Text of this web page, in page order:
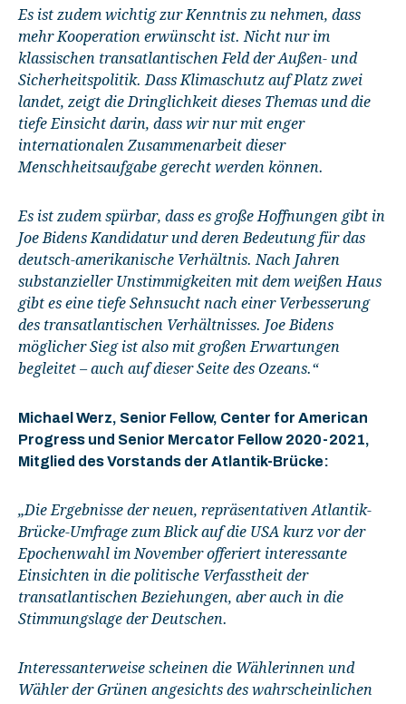
Es ist zudem wichtig zur Kenntnis zu nehmen, dass
mehr Kooperation erwünscht ist. Nicht nur im
klassischen transatlantischen Feld der Außen- und
Sicherheitspolitik. Dass Klimaschutz auf Platz zwei
landet, zeigt die Dringlichkeit dieses Themas und die
tiefe Einsicht darin, dass wir nur mit enger
internationalen Zusammenarbeit dieser
Menschheitsaufgabe gerecht werden können.
Es ist zudem spürbar, dass es große Hoffnungen gibt in
Joe Bidens Kandidatur und deren Bedeutung für das
deutsch-amerikanische Verhältnis. Nach Jahren
substanzieller Unstimmigkeiten mit dem weißen Haus
gibt es eine tiefe Sehnsucht nach einer Verbesserung
des transatlantischen Verhältnisses. Joe Bidens
möglicher Sieg ist also mit großen Erwartungen
begleitet – auch auf dieser Seite des Ozeans.“
Michael Werz, Senior Fellow, Center for American
Progress und Senior Mercator Fellow 2020-2021,
Mitglied des Vorstands der Atlantik-Brücke:
„Die Ergebnisse der neuen, repräsentativen Atlantik-
Brücke-Umfrage zum Blick auf die USA kurz vor der
Epochenwahl im November offeriert interessante
Einsichten in die politische Verfasstheit der
transatlantischen Beziehungen, aber auch in die
Stimmungslage der Deutschen.
Interessanterweise scheinen die Wählerinnen und
Wähler der Grünen angesichts des wahrscheinlichen